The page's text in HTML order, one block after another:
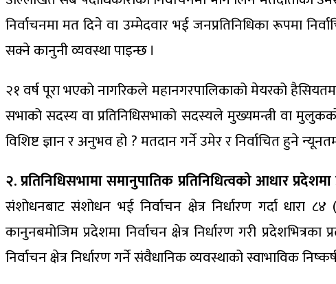
निर्वाचनमा मत दिने वा उम्मेदवार भई जनप्रतिनिधिका रूपमा
सक्ने कानुनी व्यवस्था पाइन्छ ।
२१ वर्ष पूरा भएको नागरिकले महानगरपालिकाको मेयरको
सभाको सदस्य वा प्रतिनिधिसभाको सदस्यले मुख्यमन्त्री वा
विशिष्ट ज्ञान र अनुभव हो ? मतदान गर्ने उमेर र निर्वाचित हुने
२. प्रतिनिधिसभामा समानुपातिक प्रतिनिधित्वको आधार
संशोधनबाट संशोधन भई निर्वाचन क्षेत्र निर्धारण गर्दा
कानुनबमोजिम प्रदेशमा निर्वाचन क्षेत्र निर्धारण गरी
निर्वाचन क्षेत्र निर्धारण गर्ने संवैधानिक व्यवस्थाको स्वाभाविक